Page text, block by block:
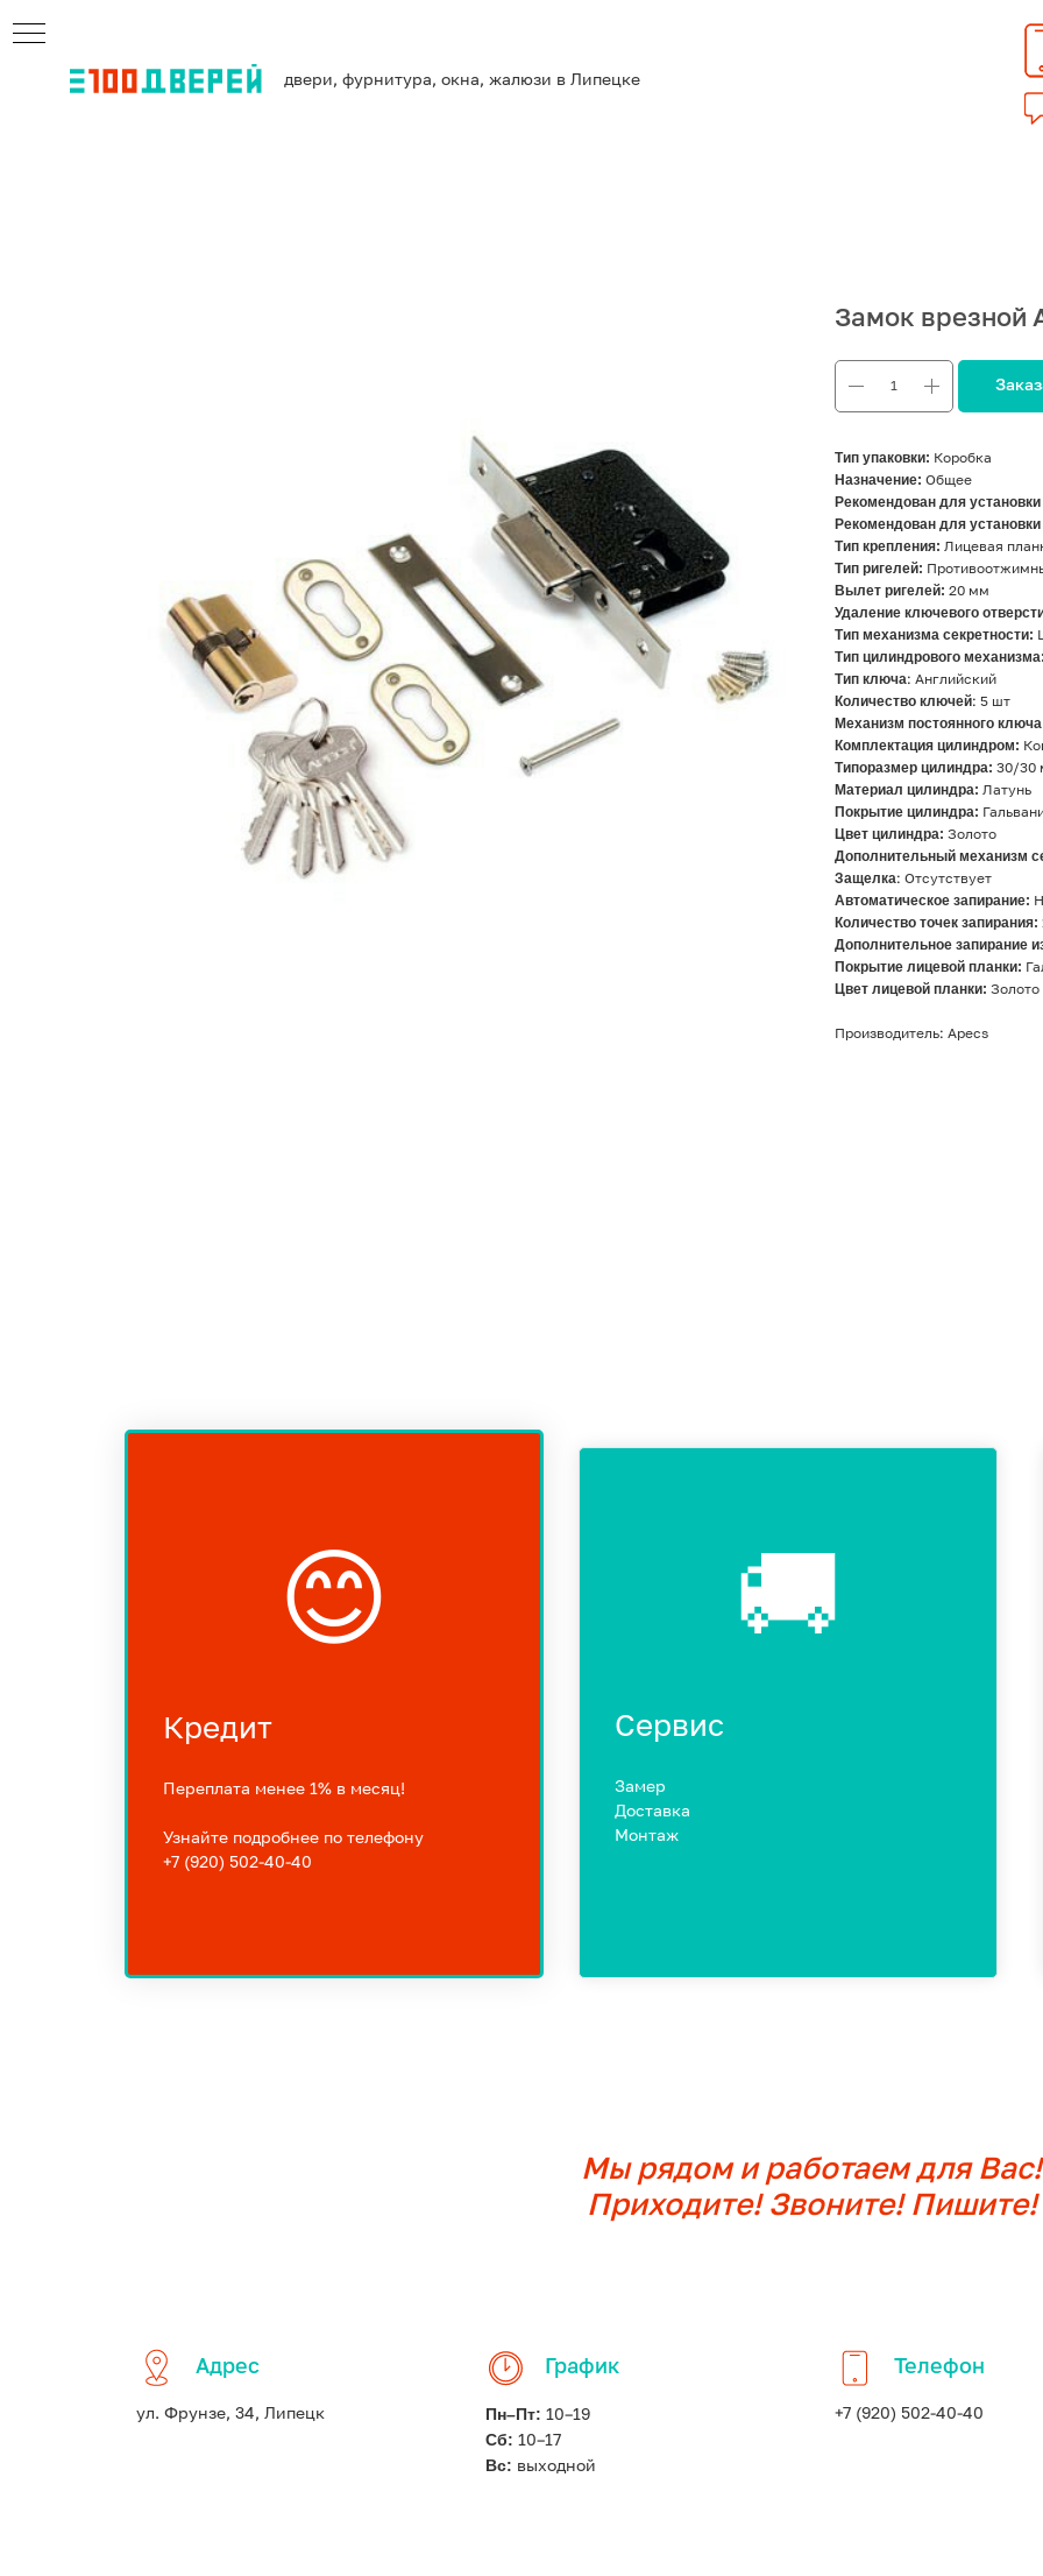
двери, фурнитура, окна, жалюзи в Липецке
Замок врезной
Тип упаковки: Коробка
Назначение: Общее
Рекомендован для
Рекомендован для
Тип крепления: Лицевая
Тип ригелей:
Вылет ригелей: 20 мм
Удаление ключевого
Тип механизма секретности:
Тип цилиндрового
Тип ключа: Английский
Количество ключей: 5 шт
Механизм постоянного
Комплектация цилиндром:
Типоразмер цилиндра: 30/30
Материал цилиндра: Латунь
Покрытие цилиндра:
Цвет цилиндра: Золото
Дополнительный механизм
Защелка: Отсутствует
Автоматическое запирание:
Количество точек запирания:
Дополнительное запирание
Покрытие лицевой планки:
Цвет лицевой планки: Золото
Производитель: Apecs
😊
Кредит
Переплата менее 1% в месяц!
Узнайте подробнее по телефону
+7 (920) 502-40-40
🚚
Сервис
Замер
Доставка
Монтаж
Мы рядом и работаем для Вас!
Приходите! Звоните! Пишите!
Адрес
ул. Фрунзе, 34, Липецк
График
Пн–Пт: 10–19
Сб: 10–17
Вс: выходной
Телефон
+7 (920) 502-40-40